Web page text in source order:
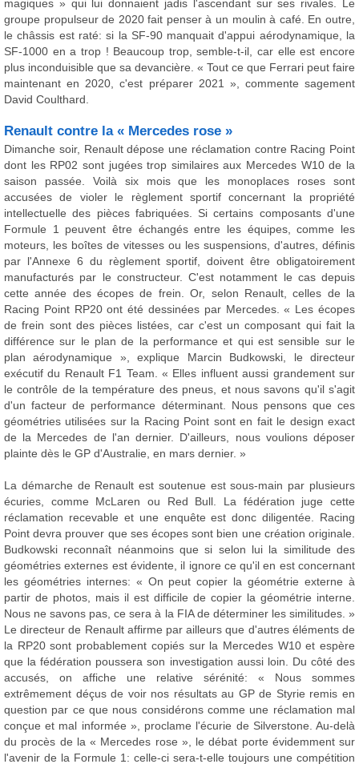
magiques » qui lui donnaient jadis l'ascendant sur ses rivales. Le
groupe propulseur de 2020 fait penser à un moulin à café. En outre,
le châssis est raté: si la SF-90 manquait d'appui aérodynamique, la
SF-1000 en a trop ! Beaucoup trop, semble-t-il, car elle est encore
plus inconduisible que sa devancière. « Tout ce que Ferrari peut faire
maintenant en 2020, c'est préparer 2021 », commente sagement
David Coulthard.
Renault contre la « Mercedes rose »
Dimanche soir, Renault dépose une réclamation contre Racing Point
dont les RP02 sont jugées trop similaires aux Mercedes W10 de la
saison passée. Voilà six mois que les monoplaces roses sont
accusées de violer le règlement sportif concernant la propriété
intellectuelle des pièces fabriquées. Si certains composants d'une
Formule 1 peuvent être échangés entre les équipes, comme les
moteurs, les boîtes de vitesses ou les suspensions, d'autres, définis
par l'Annexe 6 du règlement sportif, doivent être obligatoirement
manufacturés par le constructeur. C'est notamment le cas depuis
cette année des écopes de frein. Or, selon Renault, celles de la
Racing Point RP20 ont été dessinées par Mercedes. « Les écopes
de frein sont des pièces listées, car c'est un composant qui fait la
différence sur le plan de la performance et qui est sensible sur le
plan aérodynamique », explique Marcin Budkowski, le directeur
exécutif du Renault F1 Team. « Elles influent aussi grandement sur
le contrôle de la température des pneus, et nous savons qu'il s'agit
d'un facteur de performance déterminant. Nous pensons que ces
géométries utilisées sur la Racing Point sont en fait le design exact
de la Mercedes de l'an dernier. D'ailleurs, nous voulions déposer
plainte dès le GP d'Australie, en mars dernier. »
La démarche de Renault est soutenue est sous-main par plusieurs
écuries, comme McLaren ou Red Bull. La fédération juge cette
réclamation recevable et une enquête est donc diligentée. Racing
Point devra prouver que ses écopes sont bien une création originale.
Budkowski reconnaît néanmoins que si selon lui la similitude des
géométries externes est évidente, il ignore ce qu'il en est concernant
les géométries internes: « On peut copier la géométrie externe à
partir de photos, mais il est difficile de copier la géométrie interne.
Nous ne savons pas, ce sera à la FIA de déterminer les similitudes. »
Le directeur de Renault affirme par ailleurs que d'autres éléments de
la RP20 sont probablement copiés sur la Mercedes W10 et espère
que la fédération poussera son investigation aussi loin. Du côté des
accusés, on affiche une relative sérénité: « Nous sommes
extrêmement déçus de voir nos résultats au GP de Styrie remis en
question par ce que nous considérons comme une réclamation mal
conçue et mal informée », proclame l'écurie de Silverstone. Au-delà
du procès de la « Mercedes rose », le débat porte évidemment sur
l'avenir de la Formule 1: celle-ci sera-t-elle toujours une compétition